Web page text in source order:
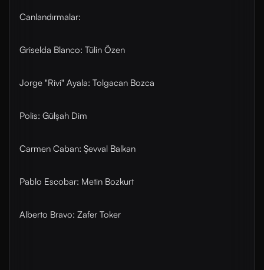
Canlandırmalar:
Griselda Blanco: Tülin Özen
Jorge "Rivi" Ayala: Tolgacan Bozca
Polis: Gülşah Dim
Carmen Caban: Şevval Balkan
Pablo Escobar: Metin Bozkurt
Alberto Bravo: Zafer Toker